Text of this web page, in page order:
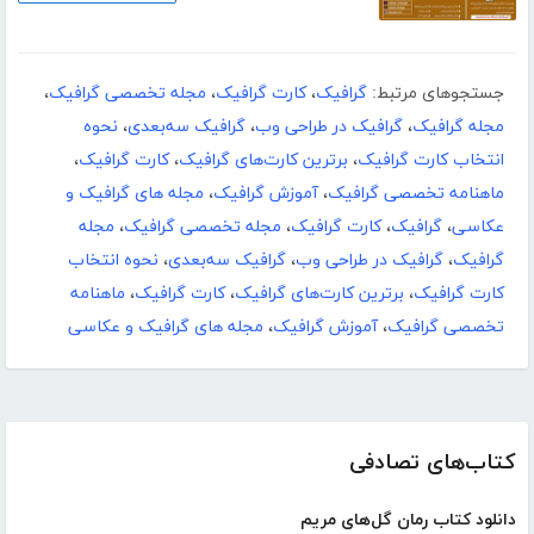
کتاب‌های تصادفی
دانلود کتاب رمان گل‌های مریم
جستجوهای مرتبط: گرافیک،کارت گرافیک، مجله تخصصی گرافیک،
مجله گرافیک، گرافیک در طراحی وب، گرافیک سه‌بعدی، نحوه
انتخاب کارت گرافیک، برترین کارت‌های گرافیک،کارت‌ گرافیک،
ماهنامه تخصصی گرافیک،آموزش گرافیک، مجله های گرافیک و
عکاسی، گرافیک،کارت گرافیک، مجله تخصصی گرافیک، مجله
گرافیک، گرافیک در طراحی وب، گرافیک سه‌بعدی، نحوه انتخاب
کارت گرافیک، برترین کارت‌های گرافیک،کارت‌ گرافیک، ماهنامه
تخصصی گرافیک،آموزش گرافیک، مجله های گرافیک و عکاسی